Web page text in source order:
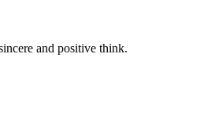
and positive think.